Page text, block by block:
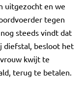
uitgezocht en we
tegen
steeds vindt dat
diefstal, besloot het
kwijt te
terug te betalen.